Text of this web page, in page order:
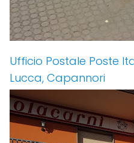
Ufficio Postale Poste
Lucca, Capannori